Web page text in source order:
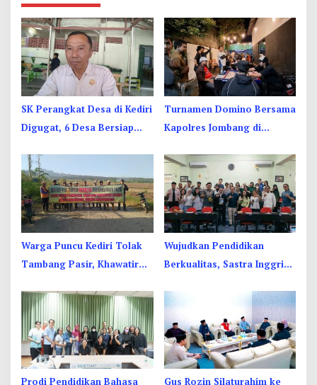
SK Perangkat Desa di Kediri
Digugat, 6 Desa Bersiap
Turnamen Domino Bersama
Kapolres Jombang di
Warga Puncu Kediri Tolak
Tambang Pasir, Khawatir
Terancam
Wujudkan Pendidikan
Berkualitas, Sastra Inggris
Prodi Pendidikan Bahasa Gus Rozin Silaturahim ke